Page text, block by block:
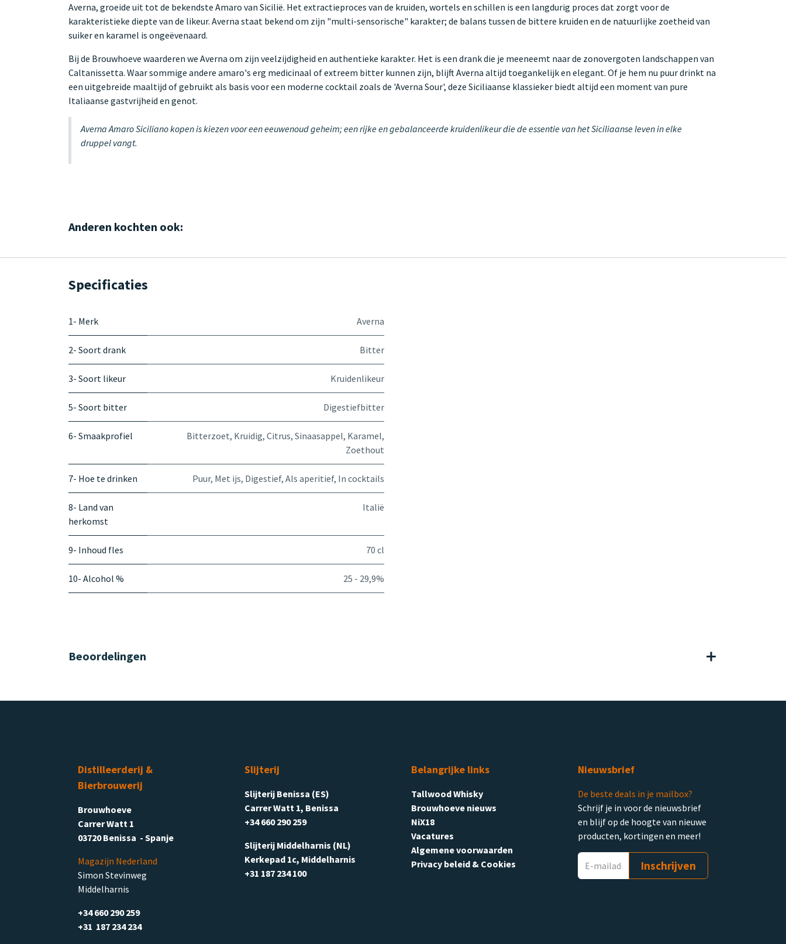
Averna, groeide uit tot de bekendste Amaro van Sicilië. Het extractieproces van de kruiden, wortels en schillen is een langdurig proces dat zorgt voor de
karakteristieke diepte van de likeur. Averna staat bekend om zijn "multi-sensorische" karakter; de balans tussen de bittere kruiden en de natuurlijke zoetheid van
suiker en karamel is ongeëvenaard.
Bij de Brouwhoeve waarderen we Averna om zijn veelzijdigheid en authentieke karakter. Het is een drank die je meeneemt naar de zonovergoten landschappen van
Caltanissetta. Waar sommige andere amaro's erg medicinaal of extreem bitter kunnen zijn, blijft Averna altijd toegankelijk en elegant. Of je hem nu puur drinkt na
een uitgebreide maaltijd of gebruikt als basis voor een moderne cocktail zoals de 'Averna Sour', deze Siciliaanse klassieker biedt altijd een moment van pure
Italiaanse gastvrijheid en genot.
Averna Amaro Siciliano kopen is kiezen voor een eeuwenoud geheim; een rijke en gebalanceerde kruidenlikeur die de essentie van het Siciliaanse leven in elke
druppel vangt.
Anderen kochten ook:
Specificaties
1- Merk Averna
2- Soort drank Bitter
3- Soort likeur Kruidenlikeur
5- Soort bitter Digestiefbitter
6- Smaakprofiel Bitterzoet, Kruidig, Citrus, Sinaasappel, Karamel,
Zoethout
7- Hoe te drinken Puur, Met ijs, Digestief, Als aperitief, In cocktails
8- Land van
herkomst
Italië
9- Inhoud fles 70 cl
10- Alcohol % 25 - 29,9%
Beoordelingen
Distilleerderij &
Bierbrouwerij
Brouwhoeve
Carrer Watt 1
03720 Benissa - Spanje
Magazijn Nederland
Simon Stevinweg
Middelharnis
+34 660 290 259
+31 187 234 234
Slijterij
Slijterij Benissa (ES)
Carrer Watt 1, Benissa
+34 660 290 259
Slijterij Middelharnis (NL)
Kerkepad 1c, Middelharnis
+31 187 234 100
Belangrijke links
Tallwood Whisky
Brouwhoeve nieuws
NiX18
Vacatures
Algemene voorwaarden
Privacy beleid & Cookies
Nieuwsbrief
De beste deals in je mailbox?
Schrijf je in voor de nieuwsbrief
en blijf op de hoogte van nieuwe
producten, kortingen en meer!
Inschrijven